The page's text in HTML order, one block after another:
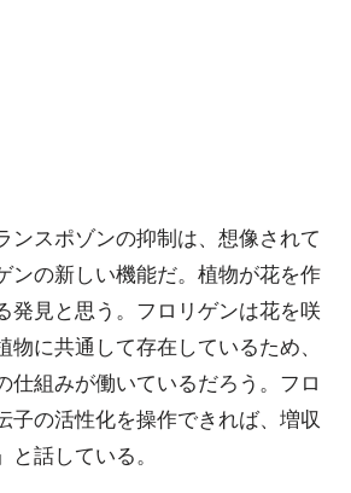
ンスポゾンの抑制は、想像されて
ンの新しい機能だ。植物が花を作
発見と思う。フロリゲンは花を咲
物に共通して存在しているため、
仕組みが働いているだろう。フロ
子の活性化を操作できれば、増収
話している。